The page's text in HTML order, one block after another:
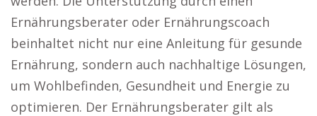
Ernährungsberater oder Ernährungscoach
beinhaltet nicht nur eine Anleitung für gesunde
Ernährung, sondern auch nachhaltige Lösungen,
um Wohlbefinden, Gesundheit und Energie zu
optimieren. Der Ernährungsberater gilt als